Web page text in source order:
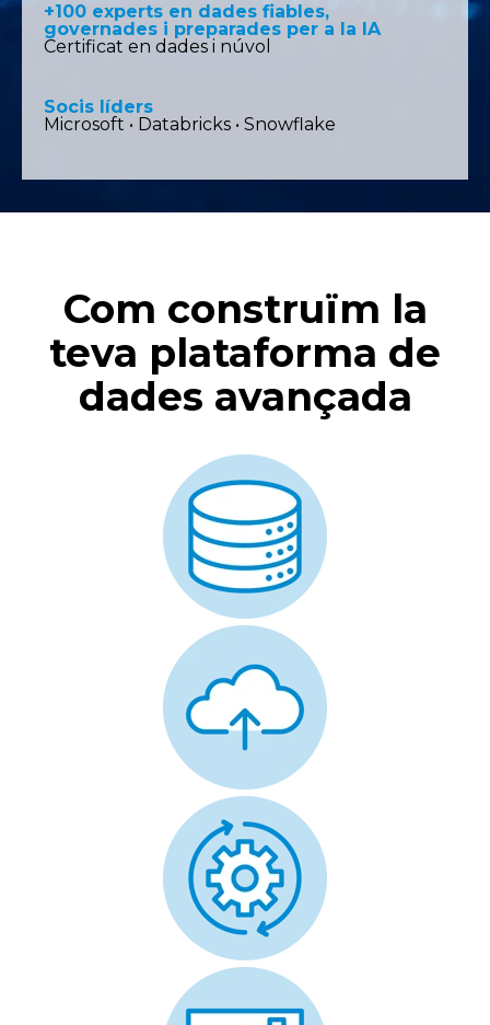
+100 experts en dades fiables,
governades i preparades per a la IA
Certificat en dades i núvol
Socis líders
Microsoft • Databricks • Snowflake
Com construïm la
teva plataforma de
dades avançada